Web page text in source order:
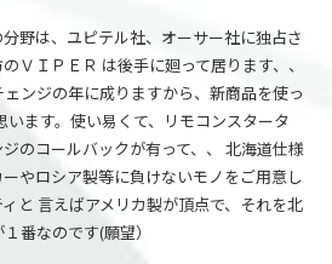
野は、ユピテル社、オーサー社に独占さ
ＶＩＰＥＲ は後手に廻って居ります、、
ンジの年に成りますから、新商品を使っ
ます。使い易くて、リモコンスタータ
のコールバックが有って、、 北海道仕様
やロシア製等に負けないモノをご用意し
と 言えばアメリカ製が頂点で、それを北
番なのです(願望）